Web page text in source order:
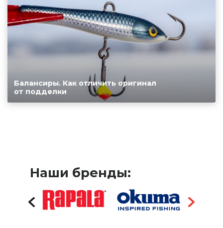
Балансиры. Как отличить оригинал
от подделки
Наши бренды: